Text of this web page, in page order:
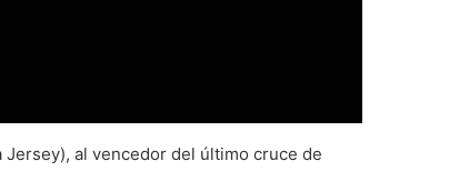
al vencedor del último cruce de